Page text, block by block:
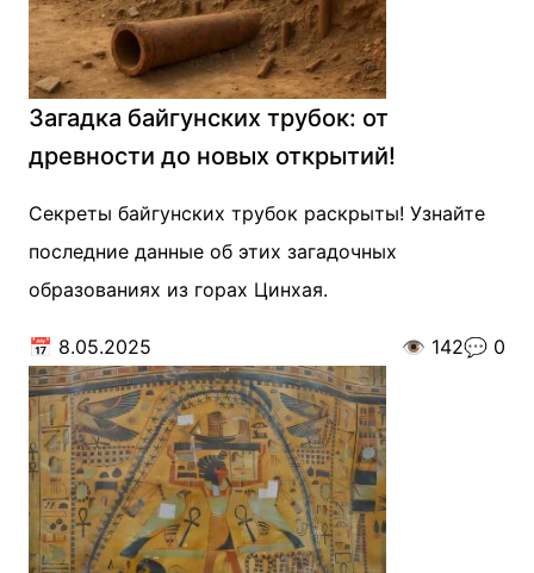
Загадка байгунских трубок: от
древности до новых открытий!
Секреты байгунских трубок раскрыты! Узнайте
последние данные об этих загадочных
образованиях из горах Цинхая.
📅 8.05.2025 👁️ 142💬 0